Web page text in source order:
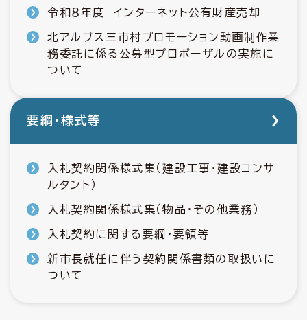
令和８年度 インターネット公有財産売却
北アルプス三市村プロモーション動画制作業
務委託に係る公募型プロポーザルの実施に
ついて
要綱・様式等
入札契約関係様式集（建設工事・建設コンサ
ルタント）
入札契約関係様式集（物品・その他業務）
入札契約に関する要綱・要領等
新市長就任に伴う契約関係書類の取扱いに
ついて